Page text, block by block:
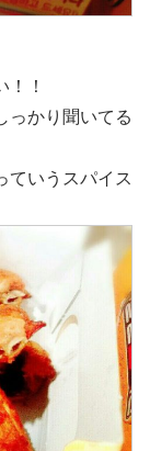
！
っかり聞いてる
ていうスパイス